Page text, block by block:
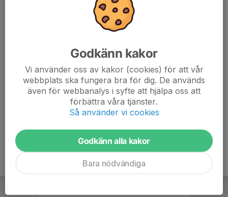
Bra om du har någon typ av klocka eller dator för att
kunna cykla intervallerna på rätt sätt.
du cyklar passet efter egen ork.
Se till att din cykel är i gott skick och medtag punkakit.
Välkommen!
Godkänn kakor
Vi använder oss av kakor (cookies) för att vår
webbplats ska fungera bra för dig. De används
även för webbanalys i syfte att hjälpa oss att
förbättra våra tjänster.
Så använder vi cookies
Godkänn alla kakor
Bara nödvändiga